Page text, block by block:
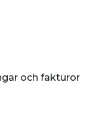
och fakturor